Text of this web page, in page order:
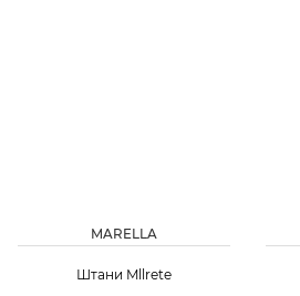
MARELLA
Штани Mllrete